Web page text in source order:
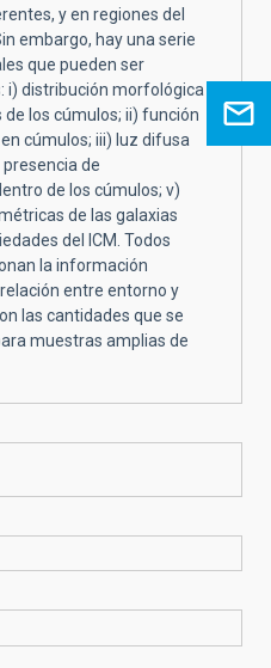
y en regiones del
embargo, hay una serie
que pueden ser
distribución morfológica
los cúmulos; ii) función
cúmulos; iii) luz difusa
de
de los cúmulos; v)
de las galaxias
del ICM. Todos
la información
entre entorno y
las cantidades que se
muestras amplias de